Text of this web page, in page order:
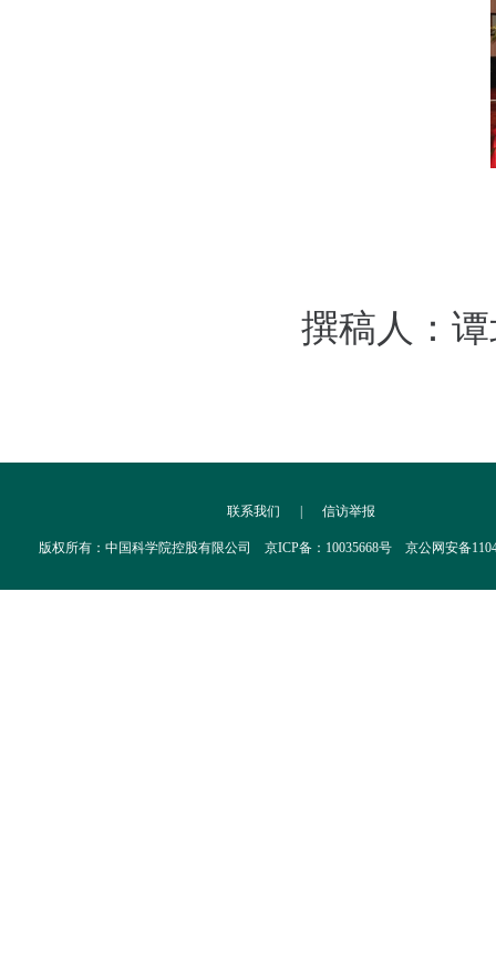
撰稿人：
联系我们 信访举报
版权所有：中国科学院控股有限公司 京ICP备：10035668号 京公网安备